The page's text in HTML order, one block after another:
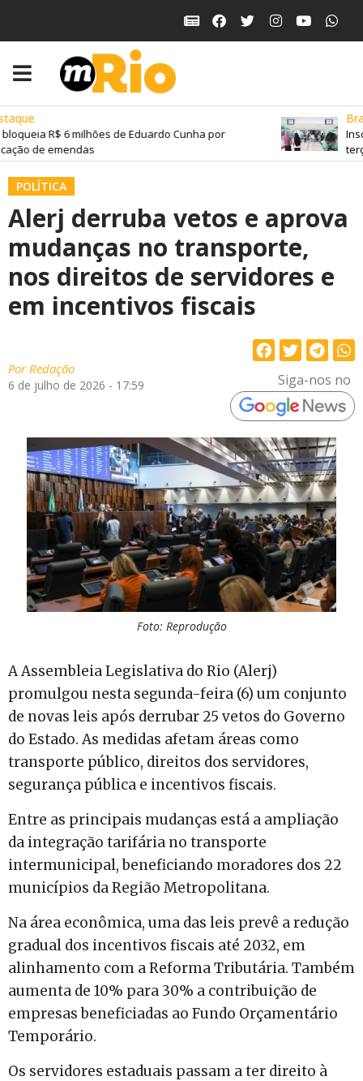
R$ 6 milhões de Eduardo Cunha por
de emendas
POLÍTICA
Alerj derruba vetos e aprova
mudanças no transporte,
nos direitos de servidores e
em incentivos fiscais
PorRedação
6 de julho de 2026 - 17:59 Siga-nos no
Foto: Reprodução
A Assembleia Legislativa do Rio (Alerj)
promulgou nesta segunda-feira (6) um conjunto
de novas leis após derrubar 25 vetos do Governo
do Estado. As medidas afetam áreas como
transporte público, direitos dos servidores,
segurança pública e incentivos fiscais.
Entre as principais mudanças está a ampliação
da integração tarifária no transporte
intermunicipal, beneficiando moradores dos 22
municípios da Região Metropolitana.
Na área econômica, uma das leis prevê a redução
gradual dos incentivos fiscais até 2032, em
alinhamento com a Reforma Tributária. Também
aumenta de 10% para 30% a contribuição de
empresas beneficiadas ao Fundo Orçamentário
Temporário.
Os servidores estaduais passam a ter direito à